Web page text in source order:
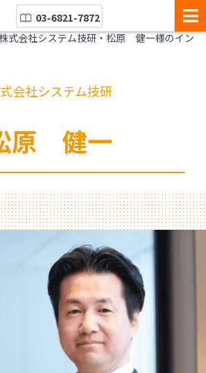
03-6821-7872
式会社システム技研・松原 健一様のイン
会社システム技研
原 健一